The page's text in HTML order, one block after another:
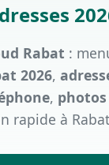
Rabat :
2026,
, photos
rapide à